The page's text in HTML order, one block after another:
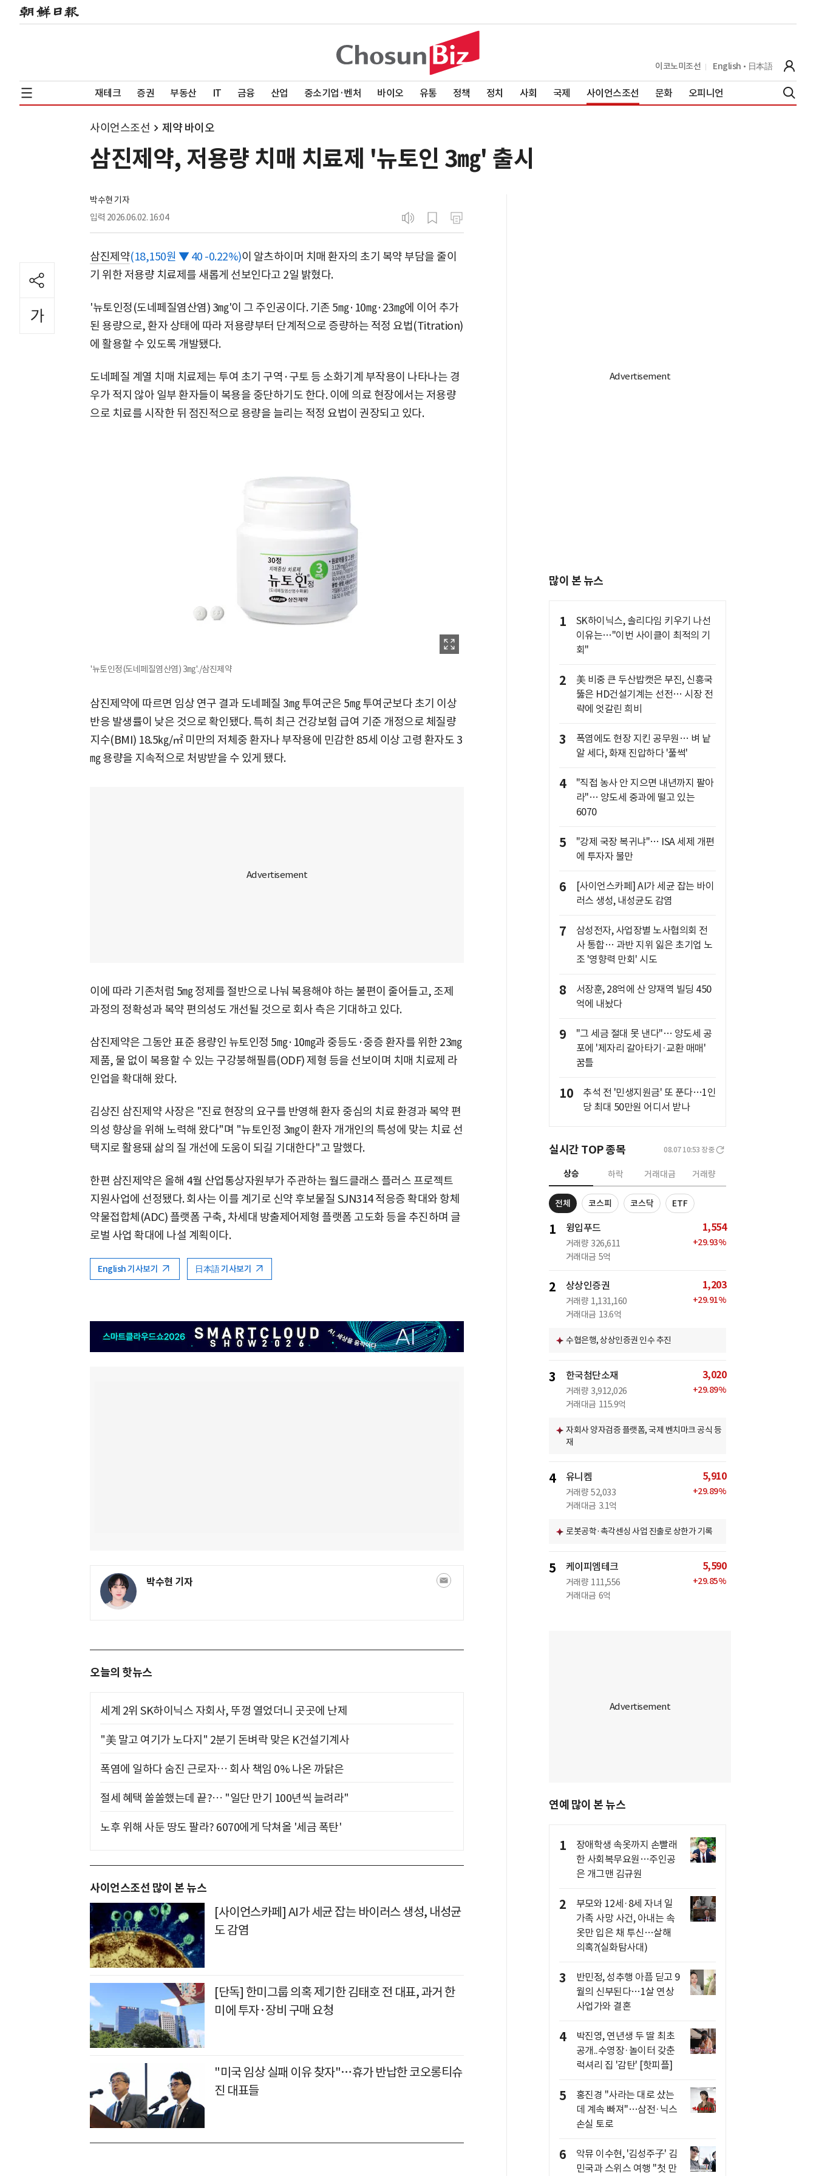
이코노미조선 English 日本語
재테크 증권 부동산 IT 금융 산업 중소기업·벤처 바이오 유통 정책 정치 사회 국제 사이언스조선 문화 오피니언
사이언스조선 제약 바이오
삼진제약, 저용량 치매 치료제 '뉴토인 3㎎' 출시
박수현 기자
입력 2026.06.02. 16:04
삼진제약(18,150원 ▼ 40 -0.22%)이 알츠하이머 치매 환자의 초기 복약 부담을 줄이
기 위한 저용량 치료제를 새롭게 선보인다고 2일 밝혔다.
'뉴토인정(도네페질염산염) 3㎎'이 그 주인공이다. 기존 5㎎·10㎎·23㎎에 이어 추가
된 용량으로, 환자 상태에 따라 저용량부터 단계적으로 증량하는 적정 요법(Titration)
에 활용할 수 있도록 개발됐다.
도네페질 계열 치매 치료제는 투여 초기 구역·구토 등 소화기계 부작용이 나타나는 경
우가 적지 않아 일부 환자들이 복용을 중단하기도 한다. 이에 의료 현장에서는 저용량
으로 치료를 시작한 뒤 점진적으로 용량을 늘리는 적정 요법이 권장되고 있다.
'뉴토인정(도네페질염산염) 3㎎'./삼진제약
삼진제약에 따르면 임상 연구 결과 도네페질 3㎎ 투여군은 5㎎ 투여군보다 초기 이상
반응 발생률이 낮은 것으로 확인됐다. 특히 최근 건강보험 급여 기준 개정으로 체질량
지수(BMI) 18.5㎏/㎡ 미만의 저체중 환자나 부작용에 민감한 85세 이상 고령 환자도 3
㎎ 용량을 지속적으로 처방받을 수 있게 됐다.
이에 따라 기존처럼 5㎎ 정제를 절반으로 나눠 복용해야 하는 불편이 줄어들고, 조제
과정의 정확성과 복약 편의성도 개선될 것으로 회사 측은 기대하고 있다.
삼진제약은 그동안 표준 용량인 뉴토인정 5㎎·10㎎과 중등도·중증 환자를 위한 23㎎
제품, 물 없이 복용할 수 있는 구강붕해필름(ODF) 제형 등을 선보이며 치매 치료제 라
인업을 확대해 왔다.
김상진 삼진제약 사장은 "진료 현장의 요구를 반영해 환자 중심의 치료 환경과 복약 편
의성 향상을 위해 노력해 왔다"며 "뉴토인정 3㎎이 환자 개개인의 특성에 맞는 치료 선
택지로 활용돼 삶의 질 개선에 도움이 되길 기대한다"고 말했다.
한편 삼진제약은 올해 4월 산업통상자원부가 주관하는 월드클래스 플러스 프로젝트
지원사업에 선정됐다. 회사는 이를 계기로 신약 후보물질 SJN314 적응증 확대와 항체
약물접합체(ADC) 플랫폼 구축, 차세대 방출제어제형 플랫폼 고도화 등을 추진하며 글
로벌 사업 확대에 나설 계획이다.
English 기사보기 日本語 기사보기
박수현 기자
오늘의 핫뉴스
세계 2위 SK하이닉스 자회사, 뚜껑 열었더니 곳곳에 난제
"美 말고 여기가 노다지" 2분기 돈벼락 맞은 K건설기계사
폭염에 일하다 숨진 근로자… 회사 책임 0% 나온 까닭은
절세 혜택 쏠쏠했는데 끝?… "일단 만기 100년씩 늘려라"
노후 위해 사둔 땅도 팔라? 6070에게 닥쳐올 '세금 폭탄'
사이언스조선 많이 본 뉴스
[사이언스카페] AI가 세균 잡는 바이러스 생성, 내성균
도 감염
[단독] 한미그룹 의혹 제기한 김태호 전 대표, 과거 한
미에 투자·장비 구매 요청
"미국 임상 실패 이유 찾자"…휴가 반납한 코오롱티슈
진 대표들
많이 본 뉴스
1
SK하이닉스, 솔리다임 키우기 나선
이유는…"이번 사이클이 최적의 기
회"
2
美 비중 큰 두산밥캣은 부진, 신흥국
뚫은 HD건설기계는 선전… 시장 전
략에 엇갈린 희비
3
폭염에도 현장 지킨 공무원… 벼 낱
알 세다, 화재 진압하다 '풀썩'
4
"직접 농사 안 지으면 내년까지 팔아
라"… 양도세 중과에 떨고 있는
6070
5
"강제 국장 복귀냐"… ISA 세제 개편
에 투자자 불만
6
[사이언스카페] AI가 세균 잡는 바이
러스 생성, 내성균도 감염
7
삼성전자, 사업장별 노사협의회 전
사 통합… 과반 지위 잃은 초기업 노
조 '영향력 만회' 시도
8
서장훈, 28억에 산 양재역 빌딩 450
억에 내놨다
9
"그 세금 절대 못 낸다"… 양도세 공
포에 '제자리 갈아타기·교환 매매'
꿈틀
10
추석 전 '민생지원금' 또 푼다…1인
당 최대 50만원 어디서 받나
실시간 TOP 종목 08.07 10:53 장중
상승 하락 거래대금 거래량
전체 코스피 코스닥 ETF
1 윙입푸드
거래량 326,611
거래대금 5억
1,554
+29.93%
2 상상인증권
거래량 1,131,160
거래대금 13.6억
1,203
+29.91%
수협은행, 상상인증권 인수 추진
3 한국첨단소재
거래량 3,912,026
거래대금 115.9억
3,020
+29.89%
자회사 양자검증 플랫폼, 국제 벤치마크 공식 등
재
4 유니켐
거래량 52,033
거래대금 3.1억
5,910
+29.89%
로봇공학·촉각센싱 사업 진출로 상한가 기록
5 케이피엠테크
거래량 111,556
거래대금 6억
5,590
+29.85%
연예 많이 본 뉴스
1
장애학생 속옷까지 손빨래
한 사회복무요원…주인공
은 개그맨 김규원
2
부모와 12세·8세 자녀 일
가족 사망 사건, 아내는 속
옷만 입은 채 투신…살해
의혹?(실화탐사대)
3
반민정, 성추행 아픔 딛고 9
월의 신부된다…1살 연상
사업가와 결혼
4
박진영, 연년생 두 딸 최초
공개..수영장·놀이터 갖춘
럭셔리 집 '감탄' [핫피플]
5
홍진경 "사라는 대로 샀는
데 계속 빠져"…삼전·닉스
손실 토로
6
악뮤 이수현, '김성주子' 김
민국과 스위스 여행 "첫 만